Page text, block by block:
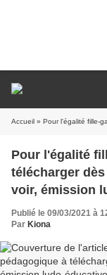
Accueil » Pour l'égalité fille-garçon: Livret pédagogique à
Pour l'égalité
télécharger
voir, émission
mercredi 10
formidables à
Publié le 09/03/2021 à
Par Kiona